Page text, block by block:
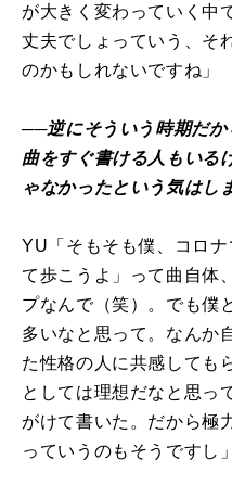
が大きく変わっていく中
丈夫でしょっていう、そ
のかもしれないですね」
──逆にそういう時期だ
曲をすぐ書ける人もいる
ゃなかったという気はし
YU「そもそも僕、コロ
て歩こうよ」って曲自体
プなんで（笑）。でも僕
多いなと思って。なんか
た性格の人に共感しても
としては理想だなと思っ
がけて書いた。だから極
っていうのもそうですし」